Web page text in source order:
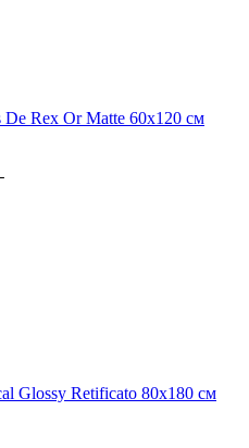
Rex Or Matte 60х120 см
Glossy Retificato 80x180 см